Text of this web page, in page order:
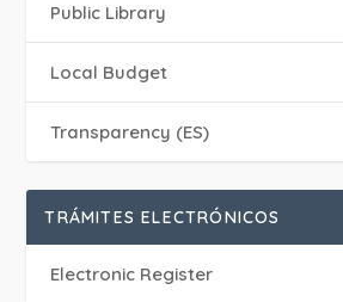
Public Library
Local Budget
Transparency (ES)
TRÁMITES ELECTRÓNICOS
Electronic Register